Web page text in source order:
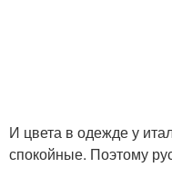
И цвета в одежде у
спокойные. Поэтому